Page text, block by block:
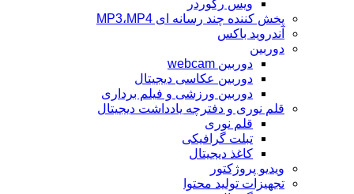
ویس رکوردر
پخش کننده چند رسانه ای MP3،MP4
آندروید باکس
دوربین
دوربین webcam
دوربین عکاسی دیجیتال
دوربین‌ ورزشی و فیلم برداری
قلم نوری و دفترچه یادداشت دیجیتال
قلم نوری
تبلت گرافیکی
کاغذ دیجیتال
ویدیو پروژکتور
تجهیزات تولید محتوا